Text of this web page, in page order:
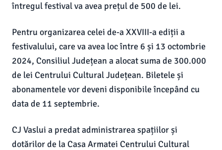
întregul festival va avea prețul de 500 de lei.
Pentru organizarea celei de-a XXVIII-a ediții a
festivalului, care va avea loc între 6 și 13 octombrie
2024, Consiliul Județean a alocat suma de 300.000
de lei Centrului Cultural Județean. Biletele și
abonamentele vor deveni disponibile începând cu
data de 11 septembrie.
CJ Vaslui a predat administrarea spațiilor și
dotărilor de la Casa Armatei Centrului Cultural